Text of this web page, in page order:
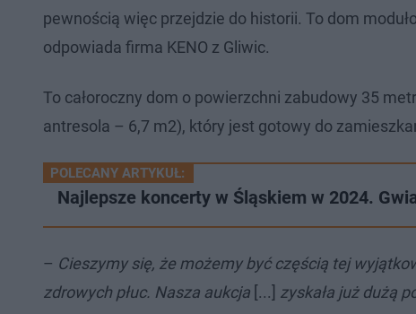
pewnością więc przejdzie do historii. To dom
odpowiada firma KENO z Gliwic.
To całoroczny dom o powierzchni zabudowy 35
antresola – 6,7 m2), który jest gotowy do
POLECANY ARTYKUŁ:
Najlepsze koncerty w Śląskiem w 2024.
– Cieszymy się, że możemy być częścią tej
zdrowych płuc. Nasza aukcja [...] zyskała już dużą